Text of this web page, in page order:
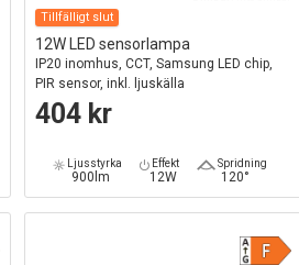
Tillfälligt slut
12W LED sensorlampa
IP20 inomhus, CCT, Samsung LED chip,
PIR sensor, inkl. ljuskälla
404 kr
Ljusstyrka
900lm
Effekt
12W
Spridning
120°